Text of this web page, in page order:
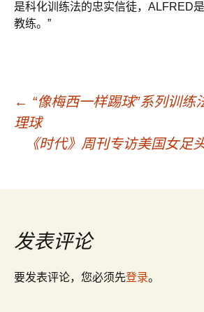
是科化训练法的忠实信徒，ALFRED
教练。”
文
章
导
航
← “像梅西一样踢球”系列训练
理球
《时代》周刊专访美国女足
发表评论
要发表评论，您必须先登录。